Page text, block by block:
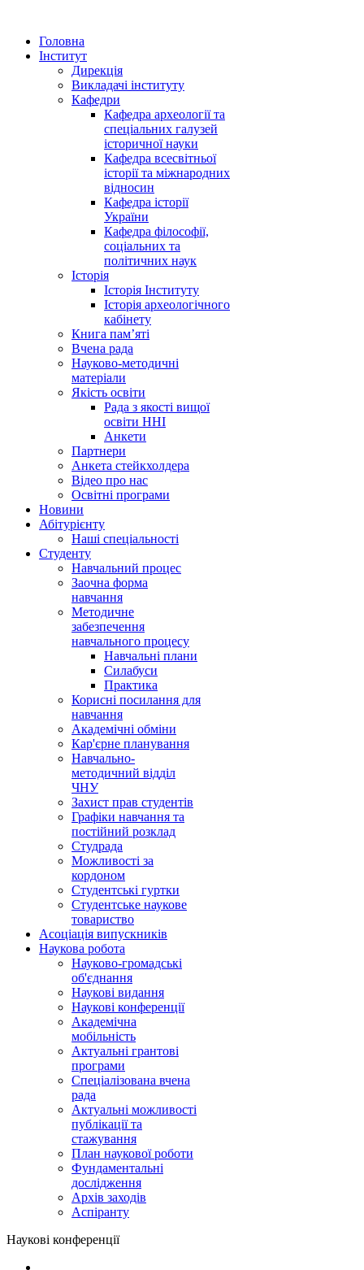
Головна
Інститут
Дирекція
Викладачі інституту
Кафедри
Кафедра археології та
спеціальних галузей
історичної науки
Кафедра всесвітньої
історії та міжнародних
відносин
Кафедра історії
України
Кафедра філософії,
соціальних та
політичних наук
Історія
Історія Інституту
Історія археологічного
кабінету
Книга памʼяті
Вчена рада
Науково-методичні
матеріали
Якість освіти
Рада з якості вищої
освіти ННІ
Анкети
Партнери
Анкета стейкхолдера
Відео про нас
Освітні програми
Hовини
Абітурієнту
Наші спеціальності
Студенту
Навчальний процес
Заочна форма
навчання
Методичне
забезпечення
навчального процесу
Навчальні плани
Силабуси
Практика
Корисні посилання для
навчання
Академічні обміни
Кар'єрне планування
Навчально-
методичний відділ
ЧНУ
Захист прав студентів
Графіки навчання та
постійний розклад
Студрада
Можливості за
кордоном
Студентські гуртки
Студентське наукове
товариство
Асоціація випускників
Наукова робота
Науково-громадські
об'єднання
Наукові видання
Наукові конференції
Академічна
мобільність
Актуальні грантові
програми
Спеціалізована вчена
рада
Актуальні можливості
публікації та
стажування
План наукової роботи
Фундаментальні
дослідження
Архів заходів
Аспіранту
Наукові конференції